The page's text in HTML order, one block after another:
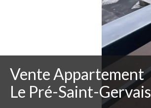
Vente Appartement
Le Pré-Saint-Gervais